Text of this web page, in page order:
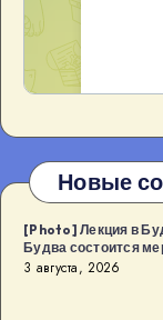
Новые
[Photo] Лекция в
Будва состоится
3 августа, 2026